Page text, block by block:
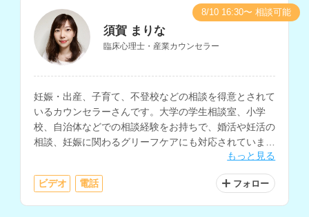
須賀 まりな
臨床心理士・産業カウンセラー
妊娠・出産、子育て、不登校などの相談を得意とされて
いるカウンセラーさんです。大学の学生相談室、小学
校、自治体などでの相談経験をお持ちで、婚活や妊活の
相談、妊娠に関わるグリーフケアにも対応されていま
もっと見る
ビデオ 電話 フォロー
8/10 16:30〜 相談可能